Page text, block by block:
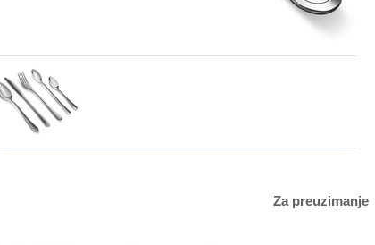
Za preuzimanje